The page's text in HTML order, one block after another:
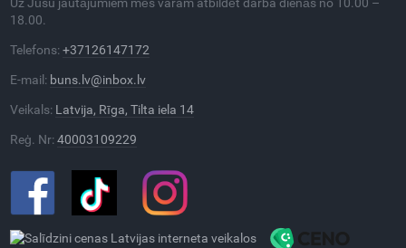
18.00.
Telefons:+37126147172
E-mail: buns.lv@inbox.lv
Veikals: Latvija, Rīga, Tilta iela 14
Reģ. Nr:40003109229